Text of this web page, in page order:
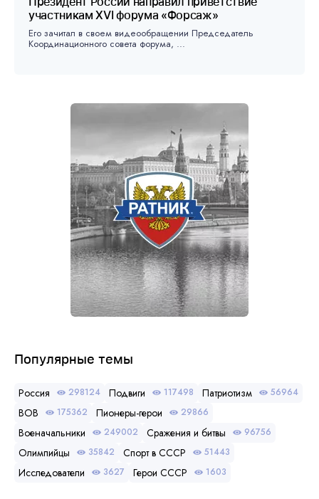
участникам XVI форума «Форсаж»
Его зачитал в своем видеообращении Председатель
Координационного совета форума, ...
Популярные темы
Россия 298124 Подвиги 117498 Патриотизм 56964
ВОВ 175362 Пионеры-герои 29866
Военачальники 249002 Сражения и битвы 96756
Олимпийцы 35842 Спорт в СССР 51443
Исследователи 3627 Герои СССР 1603